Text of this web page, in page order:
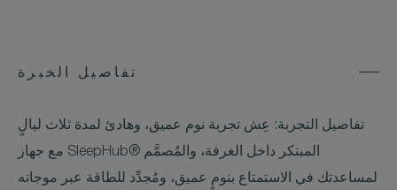
تفاصيل الخبرة
تفاصيل التجربة: عِش تجربة نوم عميق، وهادئ لمدة ثلاث ليالٍ
مع جهاز SleepHub® المبتكر داخل الغرفة، والمُصمَّم
لمساعدتك في الاستمتاع بنومٍ عميق، ومُجدِّد للطاقة عبر موجاته